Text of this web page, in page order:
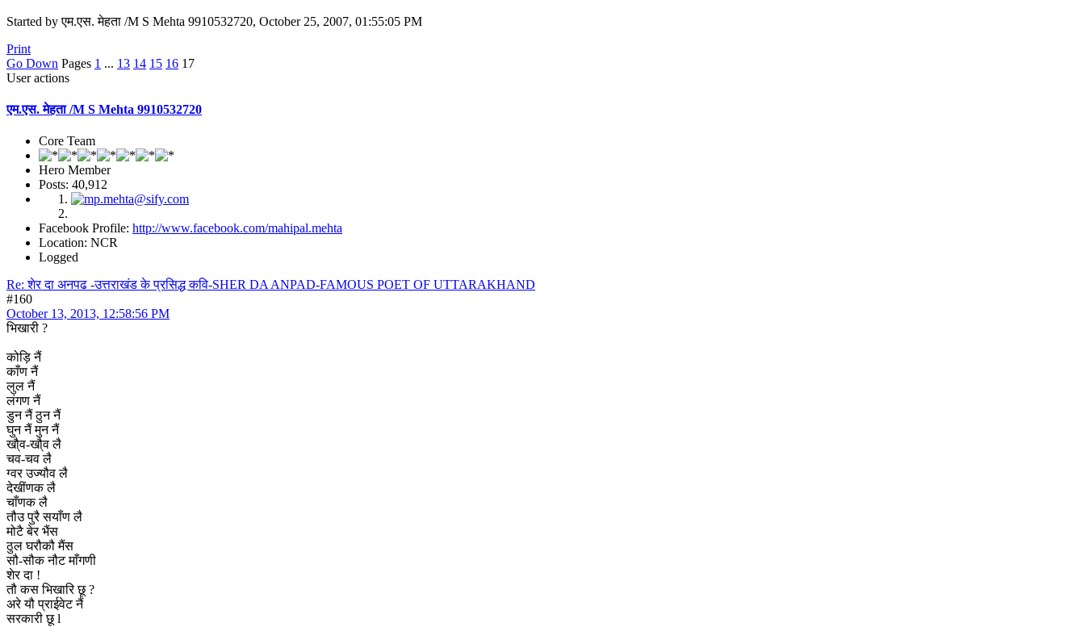
Started by एम.एस. मेहता /M S Mehta 9910532720, October 25, 2007, 01:55:05 PM
Print
Go Down Pages 1 ... 13 14 15 16 17
User actions
एम.एस. मेहता /M S Mehta 9910532720
Core Team
Hero Member
Posts: 40,912
Facebook Profile: http://www.facebook.com/mahipal.mehta
Location: NCR
Logged
Re: शेर दा अनपढ -उत्तराखंड के प्रसिद्ध कवि-SHER DA ANPAD-FAMOUS POET OF UTTARAKHAND
#160
October 13, 2013, 12:58:56 PM
भिखारी ?
कोड़ि नैं
काँण नैं
लुल नैं
लंगण नैं
डुन नैं ठुन नैं
घुन नैं मुन नैं
खौ्व-खौ्व लै
चव-चव लै
ग्वर उज्यौव लै
देखींणक लै
चाँणक लै
तौउ पुरै सयाँण लै
मोटै बेर भैंस
ठुल घरौकौ मैंस
सौ-सौक नौट माँगणी
शेर दा !
तौ कस भिखारि छू ?
अरे यौ प्राईवेट नैं
सरकारी छू l